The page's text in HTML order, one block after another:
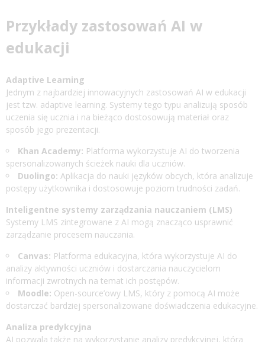
Przykłady zastosowań AI w
edukacji
Adaptive Learning
Jednym z najbardziej innowacyjnych zastosowań AI w edukacji
jest tzw. adaptive learning. Systemy tego typu analizują sposób
uczenia się ucznia i na bieżąco dostosowują materiał oraz
sposób jego prezentacji.
Khan Academy: Platforma wykorzystuje AI do tworzenia
spersonalizowanych ścieżek nauki dla uczniów.
Duolingo: Aplikacja do nauki języków obcych, która analizuje
postępy użytkownika i dostosowuje poziom trudności zadań.
Inteligentne systemy zarządzania nauczaniem (LMS)
Systemy LMS zintegrowane z AI mogą znacząco usprawnić
zarządzanie procesem nauczania.
Canvas: Platforma edukacyjna, która wykorzystuje AI do
analizy aktywności uczniów i dostarczania nauczycielom
informacji zwrotnych na temat ich postępów.
Moodle: Open-source’owy LMS, który z pomocą AI może
dostarczać bardziej spersonalizowane doświadczenia edukacyjne.
Analiza predykcyjna
AI pozwala także na wykorzystanie analizy predykcyjnej, która